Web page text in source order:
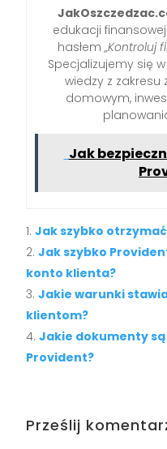
edukacji
hasłem „Kontroluj
Specjalizujemy się
wiedzy z
domowym,
Jak
Jak szybko
Jak szybko
konto klienta?
Jakie warunki
klientom?
Jakie dokumenty
Provident?
Prześlij